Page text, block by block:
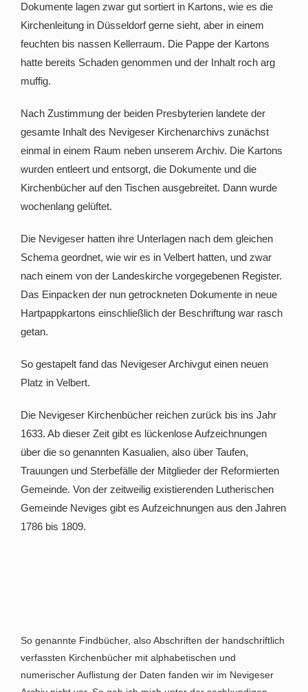
Dokumente lagen zwar gut sortiert in Kartons, wie es die
Kirchenleitung in Düsseldorf gerne sieht, aber in einem
feuchten bis nassen Kellerraum. Die Pappe der Kartons
hatte bereits Schaden genommen und der Inhalt roch arg
muffig.
Nach Zustimmung der beiden Presbyterien landete der
gesamte Inhalt des Nevigeser Kirchenarchivs zunächst
einmal in einem Raum neben unserem Archiv. Die Kartons
wurden entleert und entsorgt, die Dokumente und die
Kirchenbücher auf den Tischen ausgebreitet. Dann wurde
wochenlang gelüftet.
Die Nevigeser hatten ihre Unterlagen nach dem gleichen
Schema geordnet, wie wir es in Velbert hatten, und zwar
nach einem von der Landeskirche vorgegebenen Register.
Das Einpacken der nun getrockneten Dokumente in neue
Hartpappkartons einschließlich der Beschriftung war rasch
getan.
So gestapelt fand das Nevigeser Archivgut einen neuen
Platz in Velbert.
Die Nevigeser Kirchenbücher reichen zurück bis ins Jahr
1633. Ab dieser Zeit gibt es lückenlose Aufzeichnungen
über die so genannten Kasualien, also über Taufen,
Trauungen und Sterbefälle der Mitglieder der Reformierten
Gemeinde. Von der zeitweilig existierenden Lutherischen
Gemeinde Neviges gibt es Aufzeichnungen aus den Jahren
1786 bis 1809.
So genannte Findbücher, also Abschriften der handschriftlich
verfassten Kirchenbücher mit alphabetischen und
numerischer Auflistung der Daten fanden wir im Nevigeser